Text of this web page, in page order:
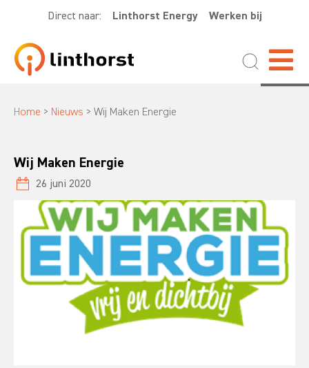
Direct naar: Linthorst Energy Werken bij
Home > Nieuws > Wij Maken Energie
Wij Maken Energie
26 juni 2020